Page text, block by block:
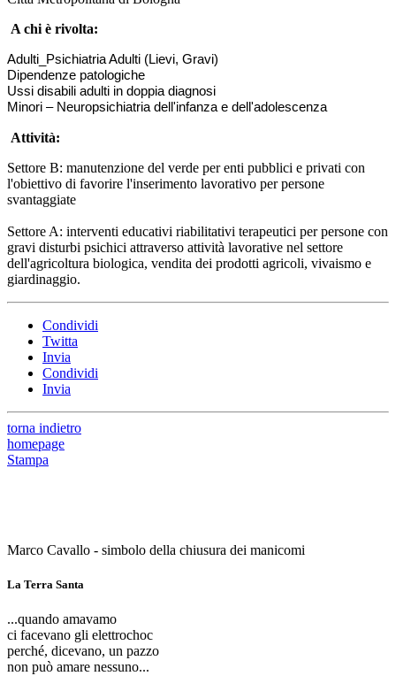
A chi è rivolta:
Adulti_Psichiatria Adulti (Lievi, Gravi)
Dipendenze patologiche
Ussi disabili adulti in doppia diagnosi
Minori – Neuropsichiatria dell'infanza e dell'adolescenza
Attività:
Settore B: manutenzione del verde per enti pubblici e privati con
l'obiettivo di favorire l'inserimento lavorativo per persone
svantaggiate
Settore A: interventi educativi riabilitativi terapeutici per persone con
gravi disturbi psichici attraverso attività lavorative nel settore
dell'agricoltura biologica, vendita dei prodotti agricoli, vivaismo e
giardinaggio.
Condividi
Twitta
Invia
Condividi
Invia
torna indietro
homepage
Stampa
Marco Cavallo - simbolo della chiusura dei manicomi
La Terra Santa
...quando amavamo
ci facevano gli elettrochoc
perché, dicevano, un pazzo
non può amare nessuno...